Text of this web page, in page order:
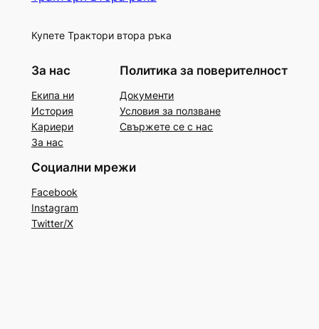
Купете Трактори втора ръка
За нас
Екипа ни
История
Кариери
За нас
Политика за поверителност
Документи
Условия за ползване
Свържете се с нас
Социални мрежи
Facebook
Instagram
Twitter/X